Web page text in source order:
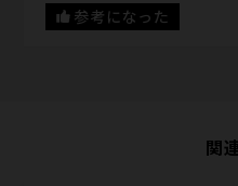
参考になった
関